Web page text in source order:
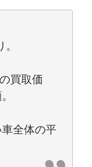
買取価
全体の平